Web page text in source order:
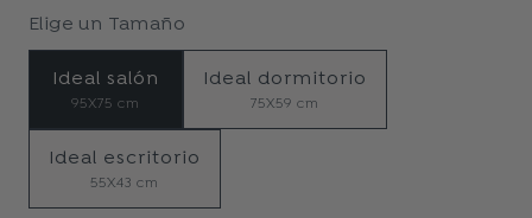
Elige un Tamaño
Ideal escritorio
55X43 cm
Ideal dormitorio
75X59 cm
Ideal salón
95X75 cm